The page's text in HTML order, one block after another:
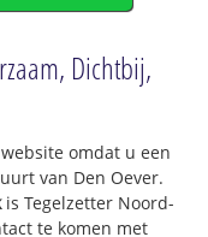
Dichtbij,
omdat u een
van Den Oever.
is Tegelzetter Noord-
te komen met